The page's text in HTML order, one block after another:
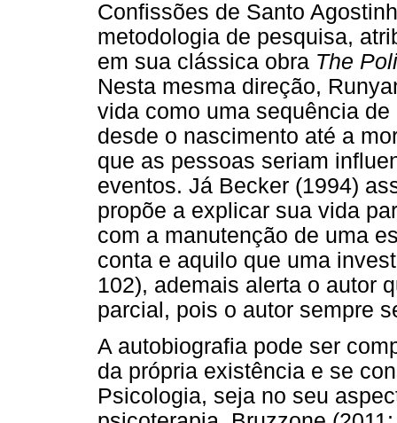
Confissões de Santo
metodologia de pesquisa,
em sua clássica obra The
Nesta mesma direção,
vida como uma sequência
desde o nascimento até a
que as pessoas seriam
eventos. Já Becker (1994)
propõe a explicar sua vida
com a manutenção de uma
conta e aquilo que uma
102), ademais alerta o autor
parcial, pois o autor sempre
A autobiografia pode ser
da própria existência e se
Psicologia, seja no seu